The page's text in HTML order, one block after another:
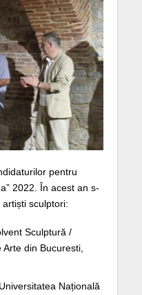
pentru
2022. În acest an s-
sculptori:
Sculptură /
din Bucuresti,
Națională